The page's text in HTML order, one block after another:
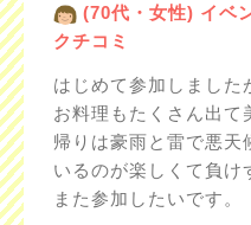
(70代・女性) イベ
クチコミ
はじめて参加しました
お料理もたくさん出て
帰りは豪雨と雷で悪天
いるのが楽しくて負け
また参加したいです。